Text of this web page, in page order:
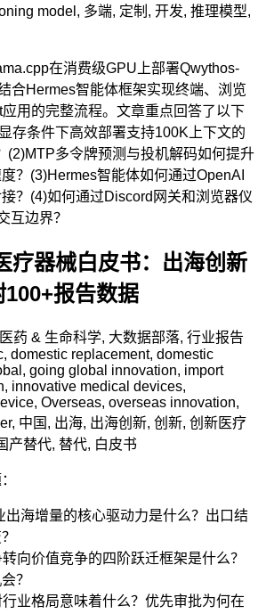
model , 多端, 定制 , 开发, 推理模型,
在消费级GPU上部署Qwythos-
合Hermes智能体框架实现终端、浏览
用的完整流程。文章重点回答了以下
存条件下高效部署支持100K上下文的
(2)MTP多令牌预测与投机解码如何提升
？(3)Hermes智能体如何通过OpenAI
？(4)如何通过Discord网关和浏览器仪
互边界？
疗器械白皮书：出海创新
报告数据
医药 & 生命科学, 大数据部落, 行业报告
, domestic replacement, domestic
, going global innovation, import
, innovative medical devices,
, Overseas, overseas innovation,
, 中国 , 出海, 出海创新, 创新, 创新医疗
产替代, 替代, 白皮书
出海增量的核心驱动力是什么？出口结
向价值竞争的四阶跃迁框架是什么？
？
业格局意味着什么？优先审批为何在